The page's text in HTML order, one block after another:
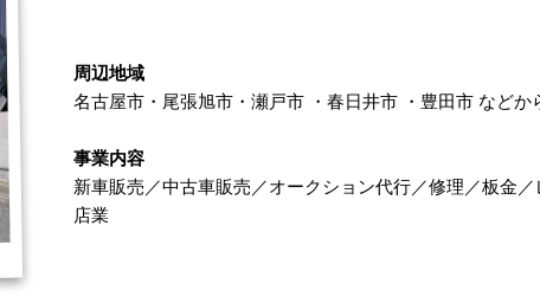
周辺地域
名古屋市・ 尾張旭市・ 瀬戸市・ 春日井市・ 豊田市などか
事業内容
新車販売／中古車販売／オークション代行／修理／板金
店業